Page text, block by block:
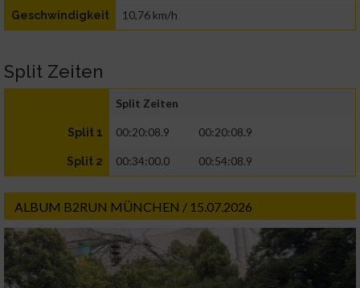
Geschwindigkeit 10,76 km/h
Split Zeiten
Split Zeiten
Split 1 00:20:08.9 00:20:08.9
Split 2 00:34:00.0 00:54:08.9
ALBUM B2RUN MÜNCHEN / 15.07.2026